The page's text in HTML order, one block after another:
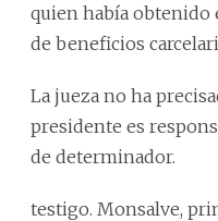
quien había obtenido
de beneficios
La jueza no ha
presidente es
de determinador.
testigo. Monsalve,